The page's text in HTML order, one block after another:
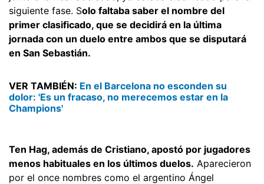
siguiente fase. Solo faltaba saber el nombre del
primer clasificado, que se decidirá en la última
jornada con un duelo entre ambos que se disputará
en San Sebastián.
VER TAMBIÉN: En el Barcelona no esconden su
dolor: 'Es un fracaso, no merecemos estar en la
Champions'
Ten Hag, además de Cristiano, apostó por jugadores
menos habituales en los últimos duelos. Aparecieron
por el once nombres como el argentino Ángel